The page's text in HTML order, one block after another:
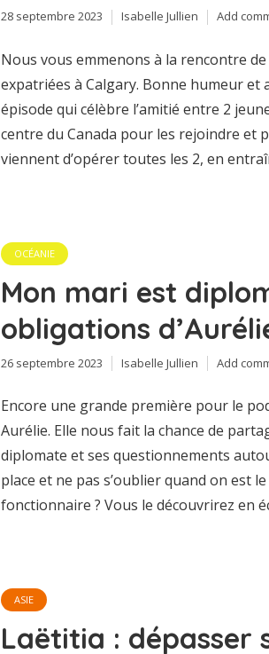
28 septembre 2023 Isabelle Jullien Add
Nous vous emmenons à la rencontre
expatriées à Calgary. Bonne humeur
épisode qui célèbre l’amitié entre 2
centre du Canada pour les rejoindre et
viennent d’opérer toutes les 2, en
OCÉANIE
Mon mari est
obligations
26 septembre 2023 Isabelle Jullien Add
Encore une grande première pour le
Aurélie. Elle nous fait la chance de
diplomate et ses questionnements
place et ne pas s’oublier quand on est
fonctionnaire ? Vous le découvrirez en
ASIE
Laëtitia : dépasser